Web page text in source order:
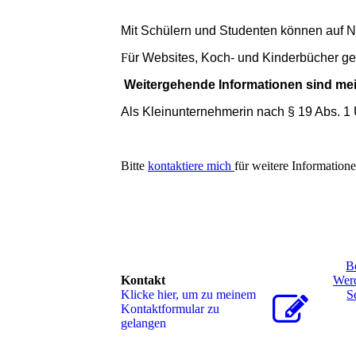
Mit Schülern und Studenten können auf
Für Websites, Koch- und Kinderbücher
Weitergehende Informationen sind
Als Kleinunternehmerin nach § 19 Abs.
Bitte kontaktiere mich für weitere
Kontakt
Klicke hier, um zu meinem
Kon­takt­for­mu­lar zu
gelangen